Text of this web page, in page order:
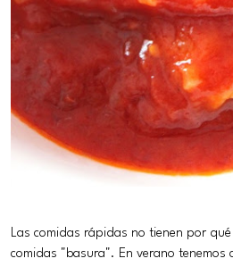
Las comidas rápidas no tienen por
comidas "basura". En verano tenemos